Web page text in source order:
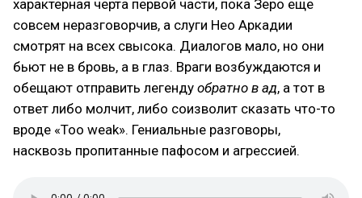
характерная черта первой части, пока Зеро еще
совсем неразговорчив, а слуги Нео Аркадии
смотрят на всех свысока. Диалогов мало, но они
бьют не в бровь, а в глаз. Враги возбуждаются и
обещают отправить легенду обратно в ад, а тот в
ответ либо молчит, либо соизволит сказать что-то
вроде «Too weak». Гениальные разговоры,
насквозь пропитанные пафосом и агрессией.